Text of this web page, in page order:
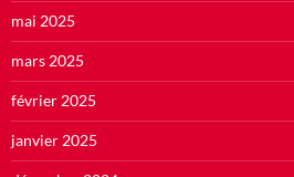
mai 2025
mars 2025
février 2025
janvier 2025